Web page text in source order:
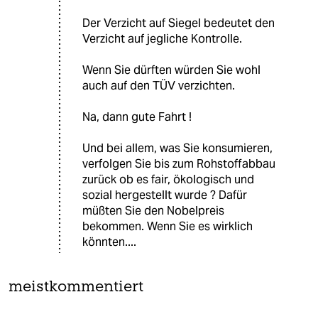
Der Verzicht auf Siegel bedeutet den
Verzicht auf jegliche Kontrolle.
Wenn Sie dürften würden Sie wohl
auch auf den TÜV verzichten.
Na, dann gute Fahrt !
Und bei allem, was Sie konsumieren,
verfolgen Sie bis zum Rohstoffabbau
zurück ob es fair, ökologisch und
sozial hergestellt wurde ? Dafür
müßten Sie den Nobelpreis
bekommen. Wenn Sie es wirklich
könnten....
meistkommentiert